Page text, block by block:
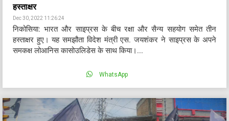
हस्ताक्षर
Dec 30, 2022 11:26:24
निकोसिया: भारत और साइप्रस के बीच रक्षा और सैन्य सहयोग समेत तीन
हस्ताक्षर हुए। यह समझौता विदेश मंत्री एस. जयशंकर ने साइप्रस के अपने
समकक्ष लोआनिस कासोउलिडेस के साथ किया।...
WhatsApp